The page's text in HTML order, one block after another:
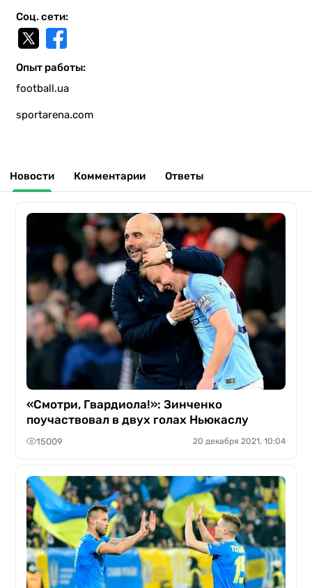
Соц. сети:
Опыт работы:
football.ua
sportarena.com
Новости Комментарии Ответы
«Смотри, Гвардиола!»: Зинченко
поучаствовал в двух голах Ньюкаслу
15009 20 декабря 2021, 10:04